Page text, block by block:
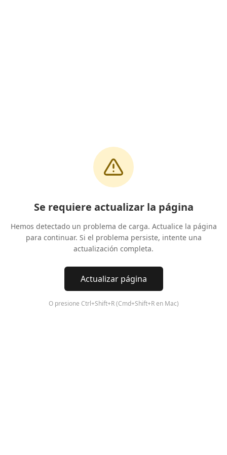
Se requiere actualizar la página
Hemos detectado un problema de carga. Actualice la página
para continuar. Si el problema persiste, intente una
actualización completa.
Actualizar página
O presione Ctrl+Shift+R (Cmd+Shift+R en Mac)